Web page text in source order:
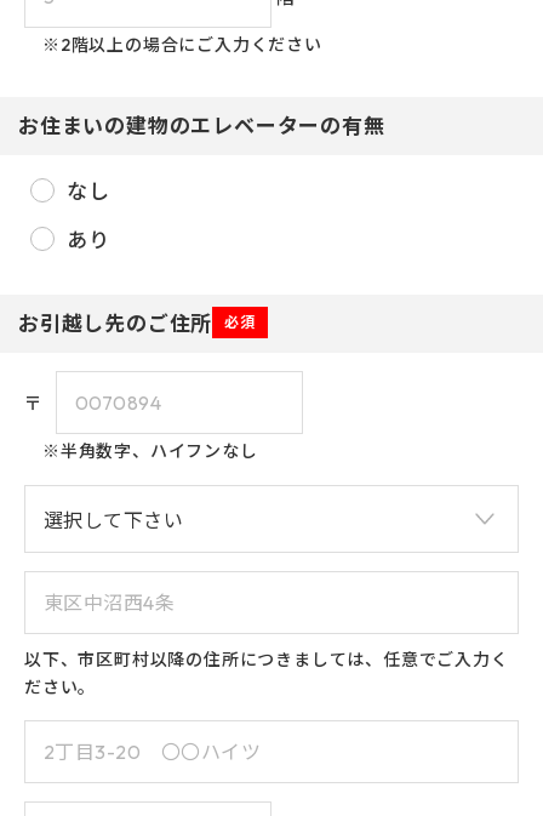
※2階以上の場合にご入力ください
お住まいの建物のエレベーターの有無
なし
あり
お引越し先のご住所 必須
〒
※半角数字、ハイフンなし
以下、市区町村以降の住所につきましては、任意でご入力く
ださい。
2 3 4 5
9 10 11 12
16 17 18 19 20 21
22
23
24 25 26 27 28
29
30
31